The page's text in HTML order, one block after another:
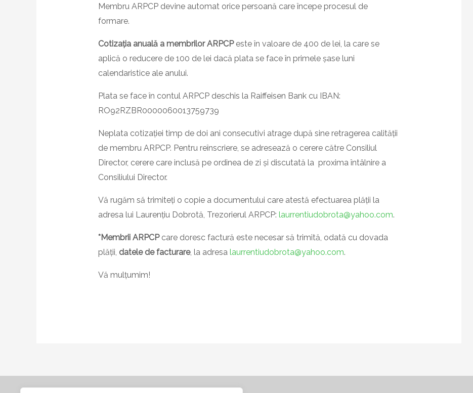
Membru ARPCP devine automat orice persoană care începe procesul de
formare.
Cotizația anuală a membrilor ARPCPeste în valoare de 400 de lei, la care se
aplică o reducere de 100 de lei dacă plata se face în primele șase luni
calendaristice ale anului.
Plata se face în contul ARPCP deschis la Raiffeisen Bank cu IBAN:
RO92RZBR0000060013759739
Neplata cotizației timp de doi ani consecutivi atrage după sine retragerea calității
de membru ARPCP. Pentru reînscriere, se adresează o cerere către Consiliul
Director, cerere care inclusă pe ordinea de zi și discutată la proxima întâlnire a
Consiliului Director.
Vă rugăm să trimiteți o copie a documentului care atestă efectuarea plății la
adresa lui Laurențiu Dobrotă, Trezorierul ARPCP: laurrentiudobrota@yahoo.com.
*Membrii ARPCPcare doresc factură este necesar să trimită, odată cu dovada
plății, datele de facturare, la adresa laurrentiudobrota@yahoo.com.
Vă mulțumim!